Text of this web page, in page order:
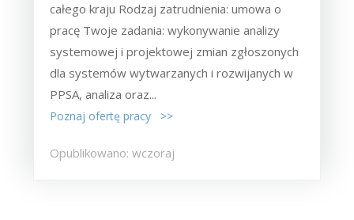
całego kraju Rodzaj zatrudnienia: umowa o
pracę Twoje zadania: wykonywanie analizy
systemowej i projektowej zmian zgłoszonych
dla systemów wytwarzanych i rozwijanych w
PPSA, analiza oraz...
Poznaj ofertę pracy >>
Opublikowano: wczoraj